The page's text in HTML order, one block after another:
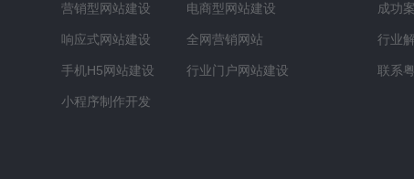
营销型网站建设 电商型网站建设
响应式网站建设 全网营销网站
手机H5网站建设 行业门户网站建设
小程序制作开发
成功
行业
联系